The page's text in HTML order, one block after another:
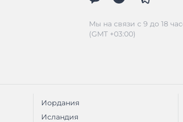
Мы на связи с 9 до 18
(GMT +03:00)
Иордания
Исландия